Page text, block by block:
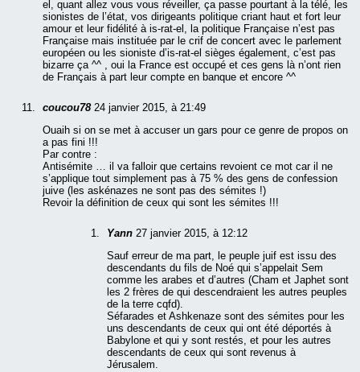
el, quant allez vous vous réveiller, ça passe pourtant à la télé, les
sionistes de l’état, vos dirigeants politique criant haut et fort leur
amour et leur fidélité à is-rat-el, la politique Française n’est pas
Française mais instituée par le crif de concert avec le parlement
européen ou les sioniste d’is-rat-el sièges également, c’est pas
bizarre ça ^^ , oui la France est occupé et ces gens là n’ont rien
de Français à part leur compte en banque et encore ^^
coucou78 24 janvier 2015, à 21:49
Ouaih si on se met à accuser un gars pour ce genre de propos on
a pas fini !!!
Par contre :
Antisémite … il va falloir que certains revoient ce mot car il ne
s’applique tout simplement pas à 75 % des gens de confession
juive (les askénazes ne sont pas des sémites !)
Revoir la définition de ceux qui sont les sémites !!!
Yann 27 janvier 2015, à 12:12
Sauf erreur de ma part, le peuple juif est issu des
descendants du fils de Noé qui s’appelait Sem
comme les arabes et d’autres (Cham et Japhet sont
les 2 frères de qui descendraient les autres peuples
de la terre cqfd).
Séfarades et Ashkenaze sont des sémites pour les
uns descendants de ceux qui ont été déportés à
Babylone et qui y sont restés, et pour les autres
descendants de ceux qui sont revenus à
Jérusalem.